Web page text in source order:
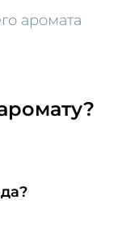
аромата